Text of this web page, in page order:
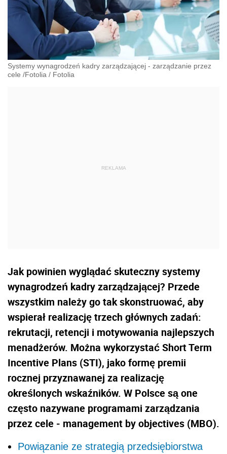
Systemy wynagrodzeń kadry zarządzającej - zarządzanie przez
cele /Fotolia / Fotolia
Jak powinien wyglądać skuteczny systemy
wynagrodzeń kadry zarządzającej? Przede
wszystkim należy go tak skonstruować, aby
wspierał realizację trzech głównych zadań:
rekrutacji, retencji i motywowania najlepszych
menadżerów. Można wykorzystać Short Term
Incentive Plans (STI), jako formę premii
rocznej przyznawanej za realizację
określonych wskaźników. W Polsce są one
często nazywane programami zarządzania
przez cele - management by objectives (MBO).
Powiązanie ze strategią przedsiębiorstwa